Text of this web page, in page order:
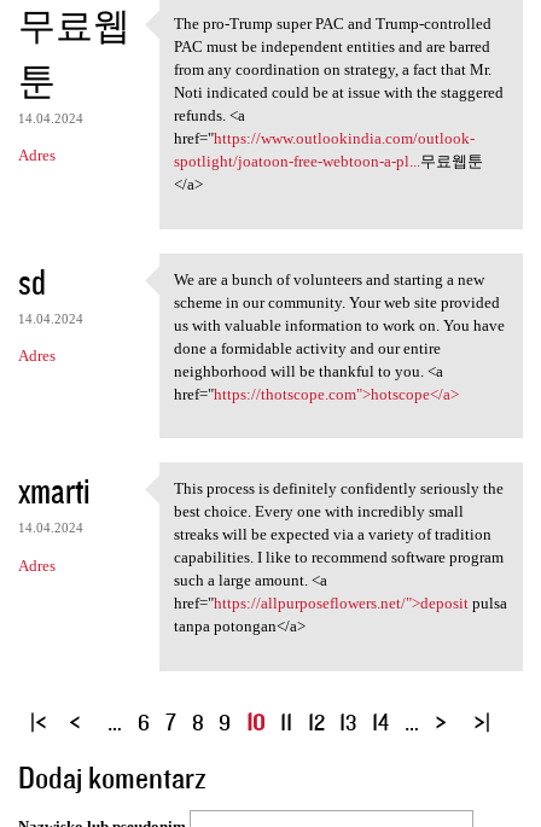
무료웹
툰
14.04.2024
Adres
The pro-Trump super PAC and
The pro-Trump super PAC and Trump-controlled
PAC must be independent entities and are barred
from any coordination on strategy, a fact that Mr.
Noti indicated could be at issue with the staggered
refunds. <a
href="https://www.outlookindia.com/outlook-
spotlight/joatoon-free-webtoon-a-pl...무료웹툰
</a>
sd
14.04.2024
Adres
We are a bunch of volunteers
We are a bunch of volunteers and starting a new
scheme in our community. Your web site provided
us with valuable information to work on. You have
done a formidable activity and our entire
neighborhood will be thankful to you. <a
href="https://thotscope.com">hotscope</a>
xmarti
14.04.2024
Adres
This process is definitely
This process is definitely confidently seriously the
best choice. Every one with incredibly small
streaks will be expected via a variety of tradition
capabilities. I like to recommend software program
such a large amount. <a
href="https://allpurposeflowers.net/">depositpulsa
tanpa potongan</a>
S
r
o
… 6 7 8 9 10 11 12 13 14 …
Dodaj komentarz